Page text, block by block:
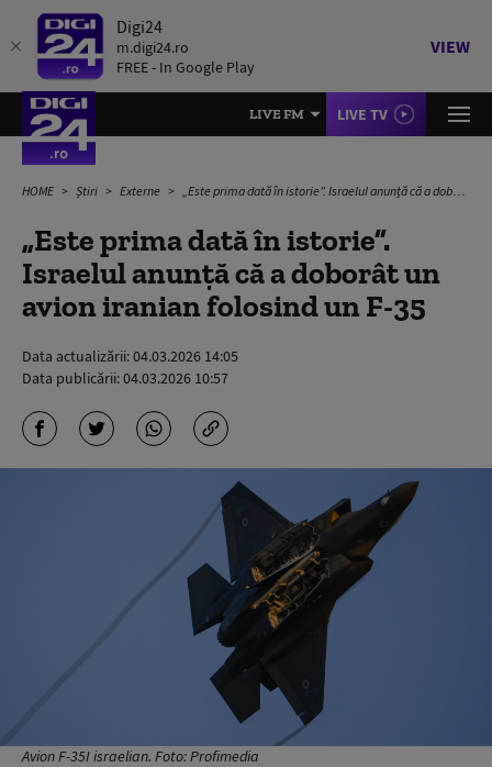
Digi24
m.digi24.ro
FREE - In Google Play
VIEW
LIVE FM LIVE TV
HOME Știri Externe „Este prima dată în istorie”. Israelul anunță că a doborât un avion iranian folosind un F-35
„Este prima dată în istorie”.
Israelul anunță că a doborât un
avion iranian folosind un F-35
Data actualizării:04.03.2026 14:05
Data publicării:04.03.2026 10:57
Avion F-35I israelian. Foto: Profimedia